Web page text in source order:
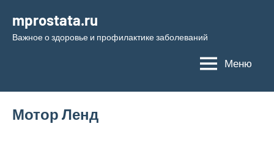
содержимому
mprostata.ru
Важное о здоровье и профилактике заболеваний
Меню
Мотор Ленд